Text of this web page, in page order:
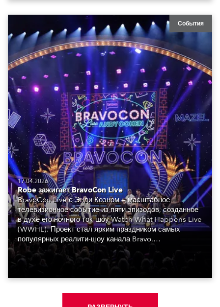
События
17.04.2026
Robe зажигает BravoCon Live
BravoCon Live с Энди Коэном — масштабное
телевизионное событие из пяти эпизодов, созданное
в духе его ночного ток-шоу Watch What Happens Live
(WWHL). Проект стал ярким праздником самых
популярных реалити-шоу канала Bravo,
объединившим знаменитостей, которые формируют
уникальную атмосферу.